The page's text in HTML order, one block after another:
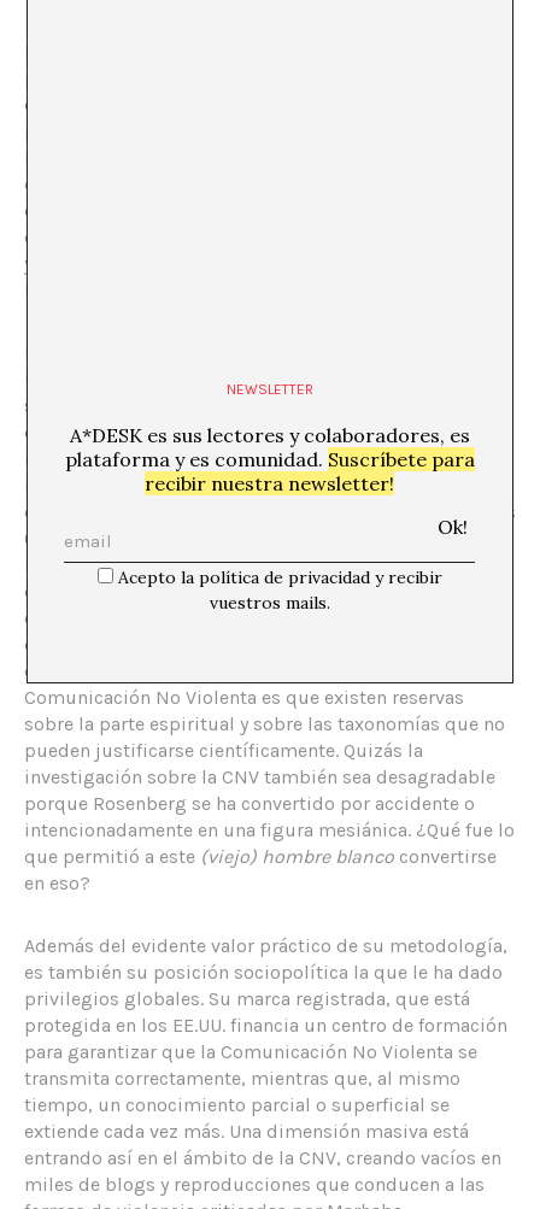
Bater, por otro lado, critica el
porque no se incluyen las personas estructuralmente
desfavorecidas, es decir, porque es producido
principalmente por la comunidad blanca y liberal.
Bater, que no tiene la piel blanca, también es miembro
del norte global, donde “se propagan ‘verdades’
etnocéntricas (liberales) y específicas de género sobre
el mundo como innegablemente normales y correctas”
y que constituyen la base aparente de la Comunicación
No Violenta.
Faltaría un estudio científico del debate sobre el
universalismo porque la Comunicación No Violenta
solo se ha investigado de manera selectiva, a pesar de
que hoy en día se utiliza en contextos tanto de
negocios, como de activismo y educación. Una de las
razones de su éxito generalizado es que Rosenberg ha
estado aportando conceptos vivos desde los años 1980s
(como el llamado “lenguaje de la jirafa y el lobo”).
Rosenberg adquiere un peculiar papel transitorio en el
cual transita de la ciencia al mundo cotidiano
ofreciendo una metodología, pero pierde el apoyo
científico en el proceso. La única manera que puedo
explicar cómo las ciencias están evitando la
Comunicación No Violenta es que existen reservas
sobre la parte espiritual y sobre las taxonomías que no
pueden justificarse científicamente. Quizás la
investigación sobre la CNV también sea desagradable
porque Rosenberg se ha convertido por accidente o
intencionadamente en una figura mesiánica. ¿Qué fue lo
que permitió a este (viejo) hombre blanco convertirse
en eso?
Además del evidente valor práctico de su metodología,
es también su posición sociopolítica la que le ha dado
privilegios globales. Su marca registrada, que está
protegida en los EE.UU. financia un centro de formación
para garantizar que la Comunicación No Violenta se
transmita correctamente, mientras que, al mismo
tiempo, un conocimiento parcial o superficial se
extiende cada vez más. Una dimensión masiva está
entrando así en el ámbito de la CNV, creando vacíos en
miles de blogs y reproducciones que conducen a las
NEWSLETTER
A*DESK es sus lectores y colaboradores, es
plataforma y es comunidad. Suscríbete para
recibir nuestra newsletter!
Acepto la política de privacidad y recibir
vuestros mails.